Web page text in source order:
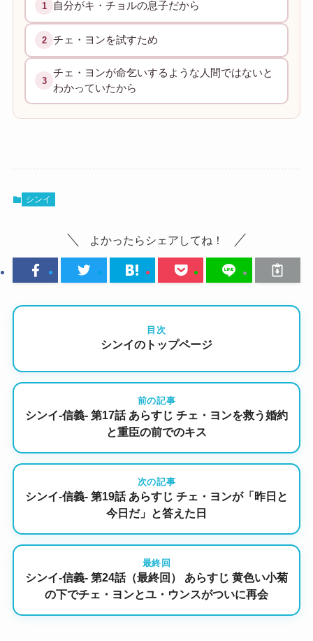
1 自分がキ・チョルの息子だから
2 チェ・ヨンを試すため
3
チェ・ヨンが命乞いするような人間ではないと
わかっていたから
シンイ
よかったらシェアしてね！
目次
シンイのトップページ
前の記事
シンイ-信義- 第17話 あらすじ チェ・ヨンを救う婚約
と重臣の前でのキス
次の記事
シンイ-信義- 第19話 あらすじ チェ・ヨンが「昨日と
今日だ」と答えた日
最終回
シンイ-信義- 第24話（最終回） あらすじ 黄色い小菊
の下でチェ・ヨンとユ・ウンスがついに再会